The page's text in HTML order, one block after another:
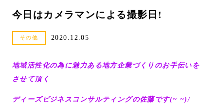
今日はカメラマンによる撮影日!
その他 2020.12.05
地域活性化の為に魅力ある地方企業づくりのお手伝いを
させて頂く
ディーズビジネスコンサルティングの佐藤です(~ ~)/